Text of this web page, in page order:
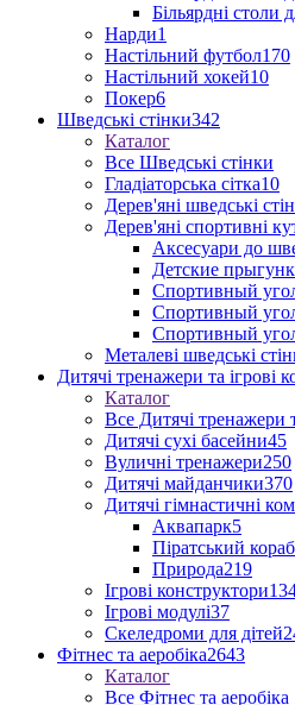
Більярдні столи
Нарди1
Настільний футбол170
Настільний хокей10
Покер6
Шведські стінки342
Каталог
Все Шведські стінки
Гладіаторська сітка10
Дерев'яні шведські
Дерев'яні спортивні
Аксесуари до
Детские
Спортивный
Спортивный
Спортивный
Металеві шведські
Дитячі тренажери та ігрові
Каталог
Все Дитячі тренажери
Дитячі сухі басейни45
Вуличні тренажери250
Дитячі майданчики370
Дитячі гімнастичні
Аквапарк5
Піратський
Природа219
Ігрові конструктори
Ігрові модулі37
Скеледроми для дітей
Фітнес та аеробіка2643
Каталог
Все Фітнес та аеробіка